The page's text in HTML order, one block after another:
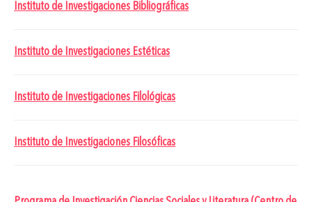
Instituto de Investigaciones Bibliográficas
Instituto de Investigaciones Estéticas
Instituto de Investigaciones Filológicas
Instituto de Investigaciones Filosóficas